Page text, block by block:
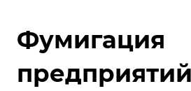
Фумигация